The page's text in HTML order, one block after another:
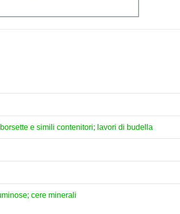
e simili contenitori; lavori di budella
cere minerali